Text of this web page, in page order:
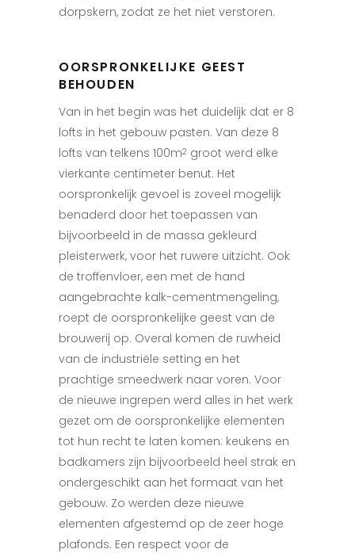
dorpskern, zodat ze het niet verstoren.
OORSPRONKELIJKE GEEST
BEHOUDEN
Van in het begin was het duidelijk dat er 8
lofts in het gebouw pasten. Van deze 8
lofts van telkens 100m2 groot werd elke
vierkante centimeter benut. Het
oorspronkelijk gevoel is zoveel mogelijk
benaderd door het toepassen van
bijvoorbeeld in de massa gekleurd
pleisterwerk, voor het ruwere uitzicht. Ook
de troffenvloer, een met de hand
aangebrachte kalk-cementmengeling,
roept de oorspronkelijke geest van de
brouwerij op. Overal komen de ruwheid
van de industriële setting en het
prachtige smeedwerk naar voren. Voor
de nieuwe ingrepen werd alles in het werk
gezet om de oorspronkelijke elementen
tot hun recht te laten komen: keukens en
badkamers zijn bijvoorbeeld heel strak en
ondergeschikt aan het formaat van het
gebouw. Zo werden deze nieuwe
elementen afgestemd op de zeer hoge
plafonds. Een respect voor de